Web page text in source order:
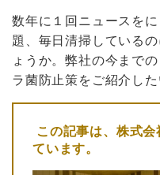
数年に１回ニュースを
題、毎日清掃している
ょうか。弊社の今まで
ラ菌防止策をご紹介した
この記事は、 株式会
ています。